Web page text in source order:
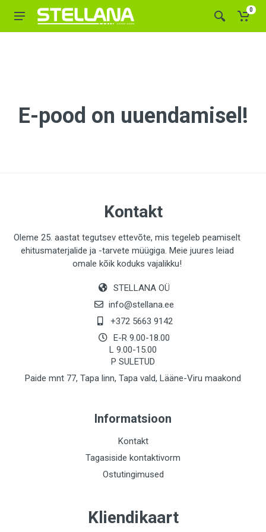
0
E-pood on uuendamisel!
Kontakt
Oleme 25. aastat tegutsev ettevõte, mis tegeleb peamiselt
ehitusmaterjalide ja -tarvete müügiga. Meie juures leiad
omale kõik koduks vajalikku!
STELLANA OÜ
info@stellana.ee
+372 5663 9142
E-R 9.00-18.00
L 9.00-15.00
P SULETUD
Paide mnt 77, Tapa linn, Tapa vald, Lääne-Viru maakond
Informatsioon
Kontakt
Tagasiside kontaktivorm
Ostutingimused
Kliendikaart